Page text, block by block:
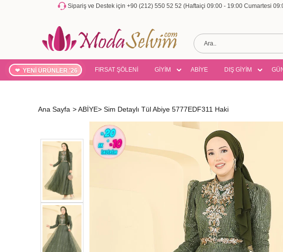
Sipariş ve Destek için +90 (212) 550 52 52 (Haftaiçi 09:00 - 19:00 Cumartesi
YENİ ÜRÜNLER '26 FIRSAT ŞÖLENİ GİYİM ABİYE DIŞ GİYİM
Ana Sayfa >ABİYE> Sim Detaylı Tül Abiye 5777EDF311 Haki